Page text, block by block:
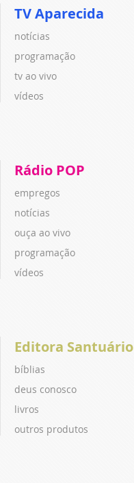
TV Aparecida
notícias
programação
tv ao vivo
vídeos
Rádio POP
empregos
notícias
ouça ao vivo
programação
vídeos
Editora Santuário
bíblias
deus conosco
livros
outros produtos